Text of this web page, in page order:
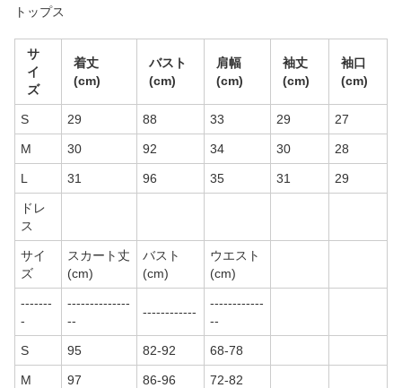
トップス
サ
イ
ズ
着丈
(cm)
バスト
(cm)
肩幅
(cm)
袖丈
(cm)
袖口
(cm)
S 29 88 33 29 27
M 30 92 34 30 28
L 31 96 35 31 29
ドレ
ス
サイ
ズ
スカート丈
(cm)
バスト
(cm)
ウエスト
(cm)
-------
-
--------------
--
------------
------------
--
S 95 82-92 68-78
M 97 86-96 72-82